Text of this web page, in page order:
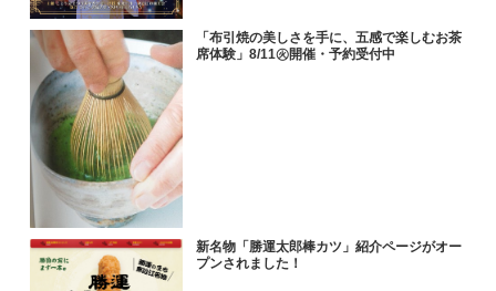
「布引焼の美しさを手に、五感で楽しむお茶
席体験」8/11㊋開催・予約受付中
新名物「勝運太郎棒カツ」紹介ページがオー
プンされました！